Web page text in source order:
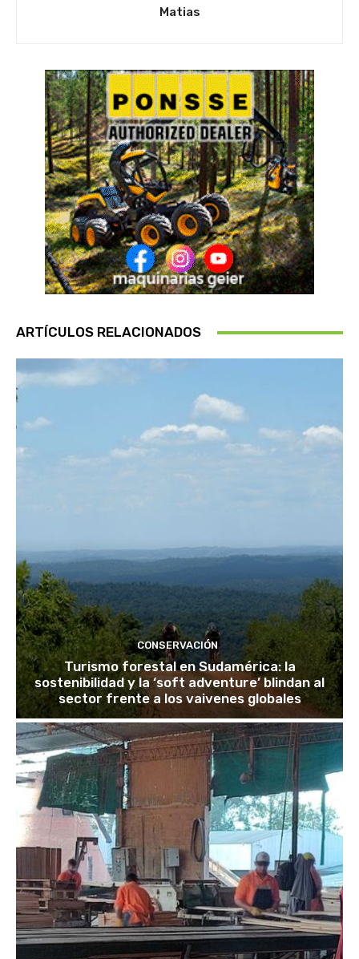
Matias
ARTÍCULOS RELACIONADOS
CONSERVACIÓN
Turismo forestal en Sudamérica: la
sostenibilidad y la ‘soft adventure’ blindan al
sector frente a los vaivenes globales